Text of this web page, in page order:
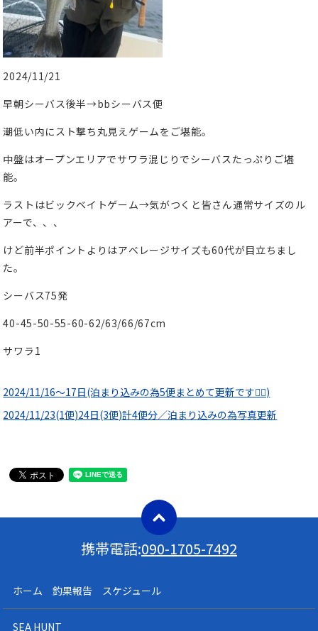
2024/11/21
早朝シーバス後半→bbシーバス便
潮低い内にスト撃ち丸見えゲームをご堪能。
中盤はオープンエリアでサワラ混じりでシーバスたっぷりご堪
能。
ラストはビックベイトゲーム→気がつくと皆さん通常サイズのル
アーで、、、
けど前半ポイントよりはアベレージサイズも60代が目立ちまし
た。
シーバス75発
40-45-50-55-60-62/63/66/67cm
サワラ1
2024/11/16〜17日(泊まり込みの為5便まとめて更新です🙇‍♀️)
2024/11/23(1便)24日(3便)計4便分／泊まり込みの為写真更新
携帯電話:090-1705-7492
ホーム 釣果報告 スケジュール
SEA HUNT